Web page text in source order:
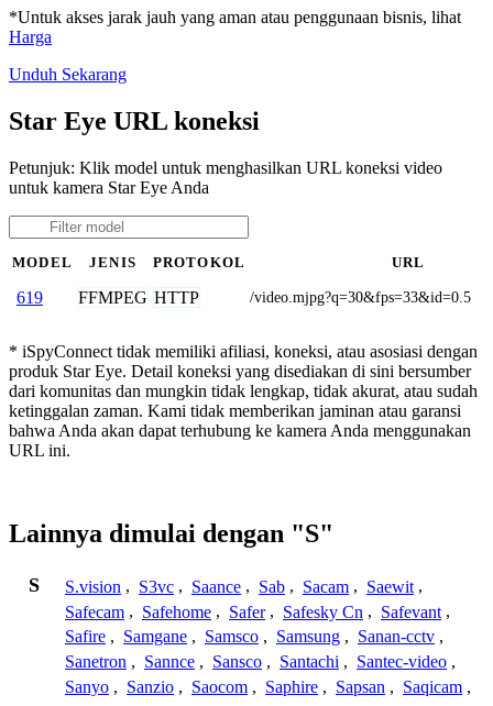
*Untuk akses jarak jauh yang aman atau penggunaan bisnis, lihat
Harga
Unduh Sekarang
Star Eye URL koneksi
Petunjuk: Klik model untuk menghasilkan URL koneksi video
untuk kamera Star Eye Anda
MODEL JENIS PROTOKOL URL
619 FFMPEG HTTP /video.mjpg?q=30&fps=33&id=0.5
* iSpyConnect tidak memiliki afiliasi, koneksi, atau asosiasi dengan
produk Star Eye. Detail koneksi yang disediakan di sini bersumber
dari komunitas dan mungkin tidak lengkap, tidak akurat, atau sudah
ketinggalan zaman. Kami tidak memberikan jaminan atau garansi
bahwa Anda akan dapat terhubung ke kamera Anda menggunakan
URL ini.
Lainnya dimulai dengan "S"
S S.vision , S3vc , Saance , Sab , Sacam , Saewit ,
Safecam , Safehome , Safer , Safesky Cn , Safevant ,
Safire , Samgane , Samsco , Samsung , Sanan-cctv ,
Sanetron , Sannce , Sansco , Santachi , Santec-video ,
Sanyo , Sanzio , Saocom , Saphire , Sapsan , Saqicam ,